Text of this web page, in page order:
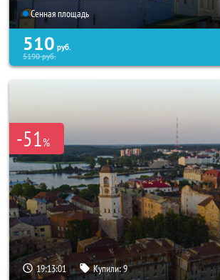
Сенная площадь
510 руб.
5190руб.
-51%
19:13:00 Купили:9